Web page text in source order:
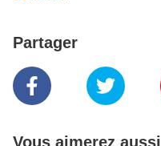
Partager
Vous aimerez aussi